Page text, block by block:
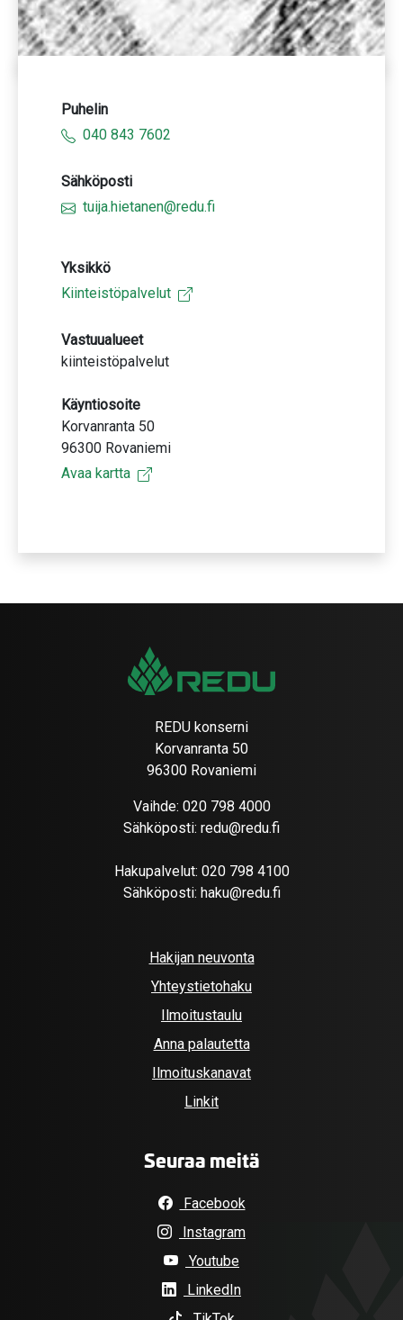
Puhelin
040 843 7602
Sähköposti
tuija.hietanen@redu.fi
Yksikkö
Kiinteistöpalvelut
Vastuualueet
kiinteistöpalvelut
Käyntiosoite
Korvanranta 50
96300 Rovaniemi
Avaa kartta
REDU konserni
Korvanranta 50
96300 Rovaniemi
Vaihde: 020 798 4000
Sähköposti: redu@redu.fi
Hakupalvelut: 020 798 4100
Sähköposti: haku@redu.fi
Hakijan neuvonta
Yhteystietohaku
Ilmoitustaulu
Anna palautetta
Ilmoituskanavat
Linkit
Seuraa meitä
Facebook
Instagram
Youtube
LinkedIn